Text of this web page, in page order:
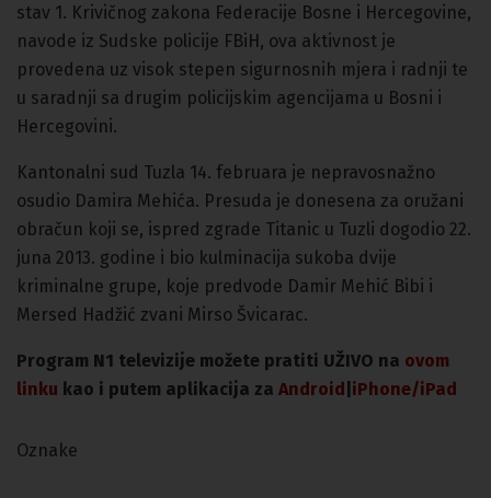
stav 1. Krivičnog zakona Federacije Bosne i Hercegovine,
navode iz Sudske policije FBiH, ova aktivnost je
provedena uz visok stepen sigurnosnih mjera i radnji te
u saradnji sa drugim policijskim agencijama u Bosni i
Hercegovini.
Kantonalni sud Tuzla 14. februara je nepravosnažno
osudio Damira Mehića. Presuda je donesena za oružani
obračun koji se, ispred zgrade Titanic u Tuzli dogodio 22.
juna 2013. godine i bio kulminacija sukoba dvije
kriminalne grupe, koje predvode Damir Mehić Bibi i
Mersed Hadžić zvani Mirso Švicarac.
Program N1 televizije možete pratiti UŽIVO na ovom
linku kao i putem aplikacija za Android iPhone/iPad
Oznake